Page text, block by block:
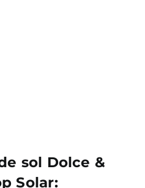
sol Dolce &
Solar: